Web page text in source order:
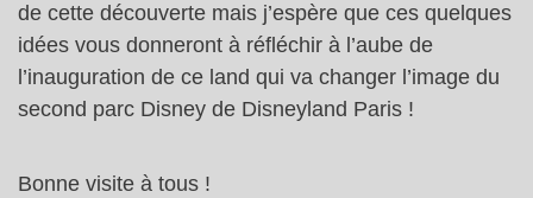
de cette découverte mais j’espère que ces quelques
idées vous donneront à réfléchir à l’aube de
l’inauguration de ce land qui va changer l’image du
second parc Disney de Disneyland Paris !
Bonne visite à tous !